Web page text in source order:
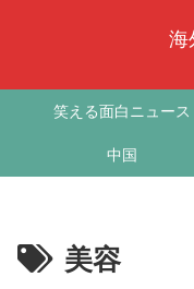
海
笑える面白ニュース
中国
美容